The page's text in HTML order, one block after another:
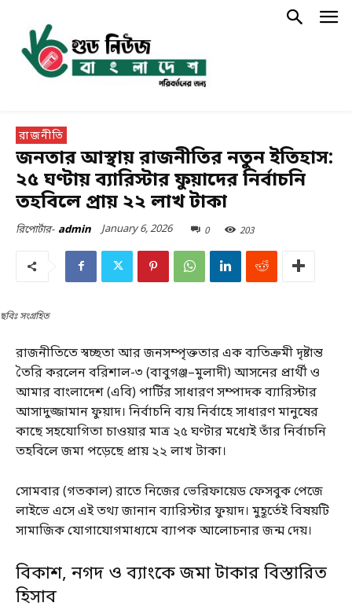
রাজনীতি
জনতার আস্থায় রাজনীতির নতুন ইতিহাস:
২৫ ঘণ্টায় ব্যারিস্টার ফুয়াদের নির্বাচনি
তহবিলে প্রায় ২২ লাখ টাকা
রিপোর্টার- admin January 6, 2026 0 203
ছবিঃ সংগ্রহিত
রাজনীতিতে স্বচ্ছতা আর জনসম্পৃক্ততার এক ব্যতিক্রমী দৃষ্টান্ত
তৈরি করলেন বরিশাল-৩ (বাবুগঞ্জ–মুলাদী) আসনের প্রার্থী ও
আমার বাংলাদেশ (এবি) পার্টির সাধারণ সম্পাদক ব্যারিস্টার
আসাদুজ্জামান ফুয়াদ। নির্বাচনি ব্যয় নির্বাহে সাধারণ মানুষের
কাছে সহযোগিতা চাওয়ার মাত্র ২৫ ঘণ্টার মধ্যেই তাঁর নির্বাচনি
তহবিলে জমা পড়েছে প্রায় ২২ লাখ টাকা।
সোমবার (গতকাল) রাতে নিজের ভেরিফায়েড ফেসবুক পেজে
লাইভে এসে এই তথ্য জানান ব্যারিস্টার ফুয়াদ। মুহূর্তেই বিষয়টি
সামাজিক যোগাযোগমাধ্যমে ব্যাপক আলোচনার জন্ম দেয়।
বিকাশ, নগদ ও ব্যাংকে জমা টাকার বিস্তারিত
হিসাব